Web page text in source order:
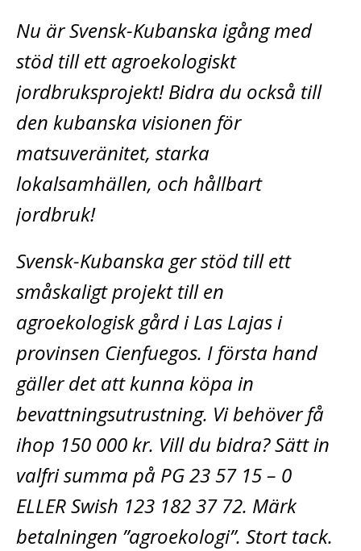
Nu är Svensk-Kubanska igång med
stöd till ett agroekologiskt
jordbruksprojekt! Bidra du också till
den kubanska visionen för
matsuveränitet, starka
lokalsamhällen, och hållbart
jordbruk!
Svensk-Kubanska ger stöd till ett
småskaligt projekt till en
agroekologisk gård i Las Lajas i
provinsen Cienfuegos. I första hand
gäller det att kunna köpa in
bevattningsutrustning. Vi behöver få
ihop 150 000 kr. Vill du bidra? Sätt in
valfri summa på PG 23 57 15 – 0
ELLER Swish 123 182 37 72. Märk
betalningen ”agroekologi”. Stort tack.